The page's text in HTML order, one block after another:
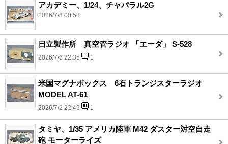
アカデミー、1/24、チャパラル2G
2026/7/8 00:58
日立製作所 真空管ラジオ 「エーダ」 S-528
2026/7/6 22:35 1
米国マグナボックス 6石トランジスターラジオ
MODEL AT-61
2026/7/2 22:49 1
タミヤ、1/35 アメリカ陸軍 M42 ダスター対空自走
砲 モーターライズ